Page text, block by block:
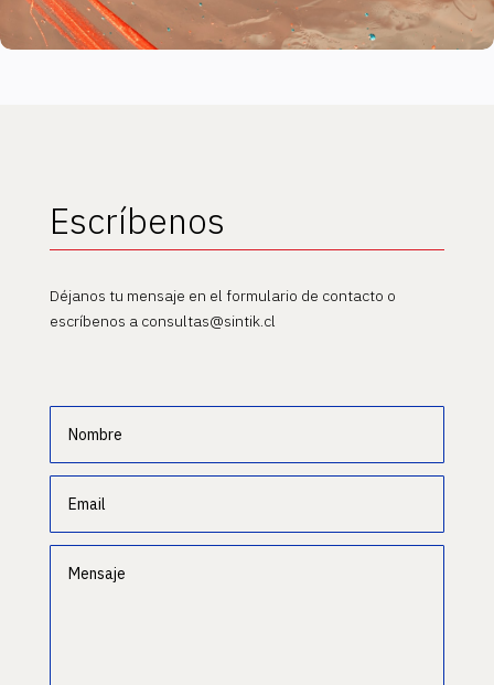
Escríbenos
Déjanos tu mensaje en el formulario de contacto o
escríbenos a consultas@sintik.cl